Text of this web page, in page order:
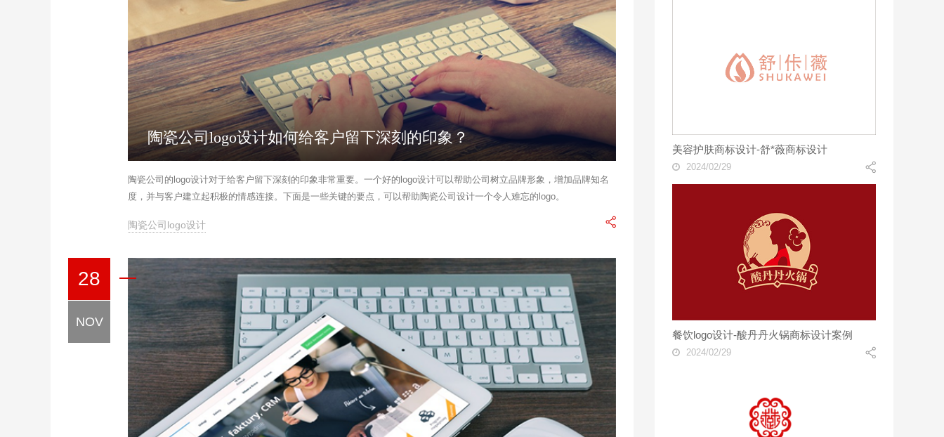
陶瓷公司logo设计如何给客户留下深刻的印象？
陶瓷公司的logo设计对于给客户留下深刻的印象非常重要。一个好的logo设计可以帮助公司树立品牌形象，增加品牌知名
度，并与客户建立起积极的情感连接。下面是一些关键的要点，可以帮助陶瓷公司设计一个令人难忘的logo。
陶瓷公司logo设计
28
NOV
美容护肤商标设计-舒*薇商标设计
2024/02/29
餐饮logo设计-酸丹丹火锅商标设计案例
2024/02/29